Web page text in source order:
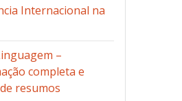
Internacional na
–
completa e
resumos